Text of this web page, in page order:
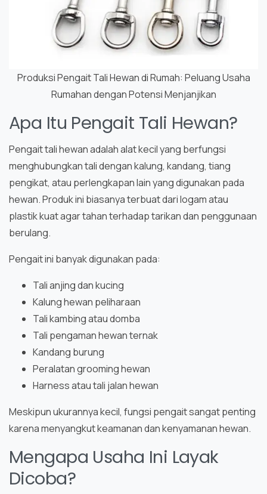
Produksi Pengait Tali Hewan di Rumah: Peluang Usaha
Rumahan dengan Potensi Menjanjikan
Apa Itu Pengait Tali Hewan?
Pengait tali hewan adalah alat kecil yang berfungsi
menghubungkan tali dengan kalung, kandang, tiang
pengikat, atau perlengkapan lain yang digunakan pada
hewan. Produk ini biasanya terbuat dari logam atau
plastik kuat agar tahan terhadap tarikan dan penggunaan
berulang.
Pengait ini banyak digunakan pada:
Tali anjing dan kucing
Kalung hewan peliharaan
Tali kambing atau domba
Tali pengaman hewan ternak
Kandang burung
Peralatan grooming hewan
Harness atau tali jalan hewan
Meskipun ukurannya kecil, fungsi pengait sangat penting
karena menyangkut keamanan dan kenyamanan hewan.
Mengapa Usaha Ini Layak
Dicoba?